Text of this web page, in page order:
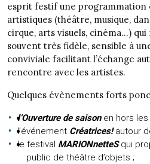
esprit festif une programmation
artistiques (théâtre, musique,
cirque, arts visuels, cinéma…)
souvent très fidèle, sensible à
conviviale facilitant l’échange
rencontre avec les artistes.
Quelques évènements forts
l’Ouverture de saisonen hors les
l’événement Créatrices!autour
le festival MARIONnetteSqui
public de théâtre d’objets ;